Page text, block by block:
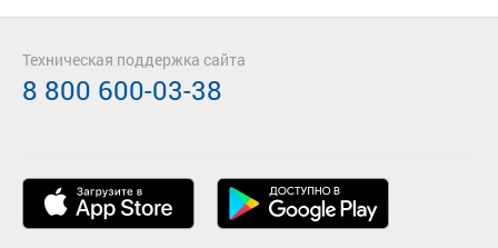
Техническая поддержка сайта
8 800 600-03-38